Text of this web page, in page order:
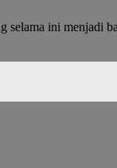
selama ini menjadi